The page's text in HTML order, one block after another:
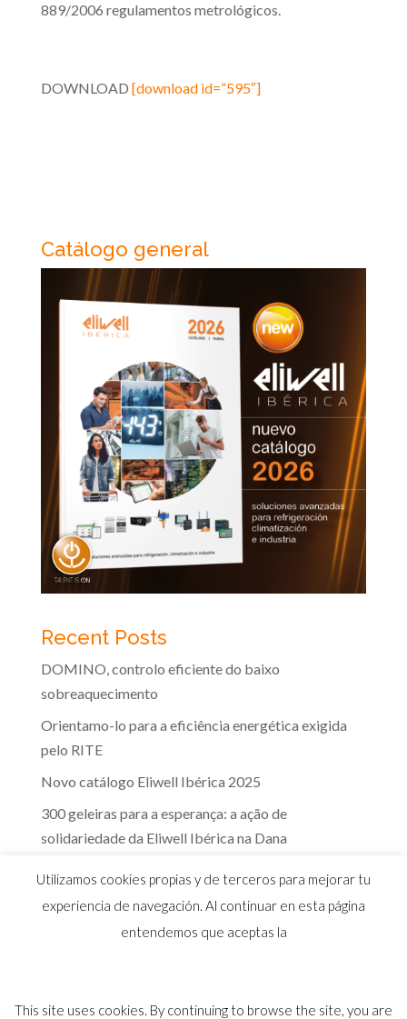
889/2006 regulamentos metrológicos.
DOWNLOAD [download id=”595″]
Catálogo general
Recent Posts
DOMINO, controlo eficiente do baixo
sobreaquecimento
Orientamo-lo para a eficiência energética exigida
pelo RITE
Novo catálogo Eliwell Ibérica 2025
300 geleiras para a esperança: a ação de
solidariedade da Eliwell Ibérica na Dana
Utilizamos cookies propias y de terceros para mejorar tu
experiencia de navegación. Al continuar en esta página
entendemos que aceptas la
This site uses cookies. By continuing to browse the site, you are